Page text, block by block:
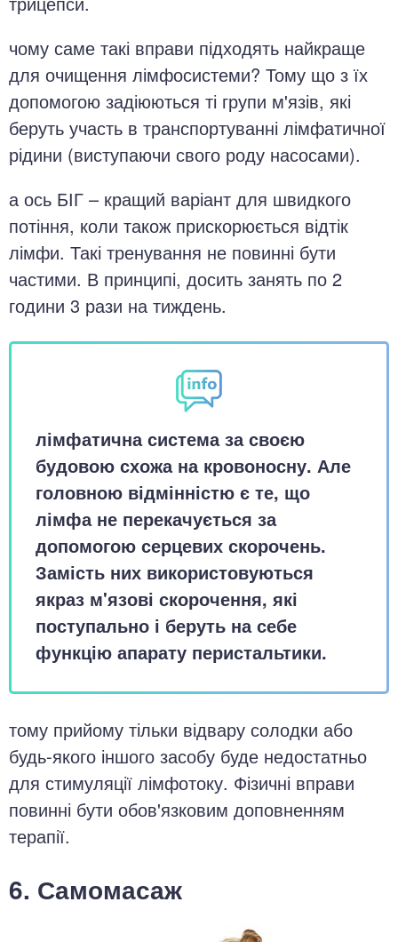
чому саме такі вправи підходять найкраще
для очищення лімфосистеми? Тому що з їх
допомогою задіюються ті групи м'язів, які
беруть участь в транспортуванні лімфатичної
рідини (виступаючи свого роду насосами).
а ось БІГ – кращий варіант для швидкого
потіння, коли також прискорюється відтік
лімфи. Такі тренування не повинні бути
частими. В принципі, досить занять по 2
години 3 рази на тиждень.
лімфатична система за своєю
будовою схожа на кровоносну. Але
головною відмінністю є те, що
лімфа не перекачується за
допомогою серцевих скорочень.
Замість них використовуються
якраз м'язові скорочення, які
поступально і беруть на себе
функцію апарату перистальтики.
тому прийому тільки відвару солодки або
будь-якого іншого засобу буде недостатньо
для стимуляції лімфотоку. Фізичні вправи
повинні бути обов'язковим доповненням
терапії.
6. Самомасаж